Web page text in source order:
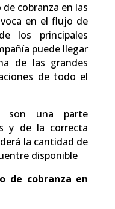
cobranza en las
en el flujo de
los principales
puede llegar
de las grandes
de todo el
son una parte
y de la correcta
la cantidad de
disponible
de cobranza en